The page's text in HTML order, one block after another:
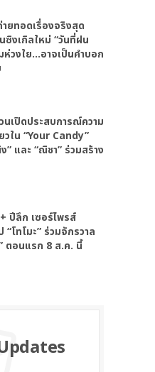
ยทอดเรื่องจริงสุด
ซิงเกิลใหม่ “วันที่ฝน
ห่วงใย…อาจเป็นคำบอก
นเปิดประสบการณ์ความ
วใน “Your Candy”
” และ “ณิชา” ร่วมสร้าง
ปีลึก เซอร์ไพรส์
โทโมะ” ร่วมจักรวาล
ตอนแรก 8 ส.ค. นี้